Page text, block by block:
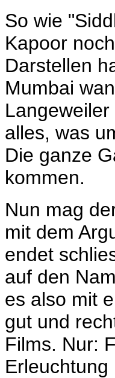
So wie
Kapoor
Darstellen
Mumbai
alles, was
Die ganze
kommen.
Nun mag
mit dem
endet
auf den
es also mit
gut und
Films. Nur: